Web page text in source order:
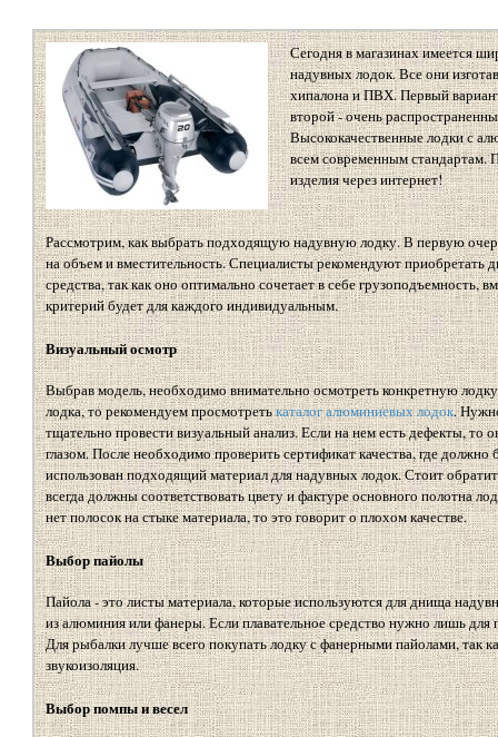
Сегодня в магазинах имеется
надувных лодок. Все они
хипалона и ПВХ. Первый
второй - очень
Высококачественные лодки с
всем современным стандартам.
изделия через интернет!
Рассмотрим, как выбрать подходящую надувную лодку. В первую
на объем и вместительность. Специалисты рекомендуют приобретать
средства, так как оно оптимально сочетает в себе грузоподъемность,
критерий будет для каждого индивидуальным.
Визуальный осмотр
Выбрав модель, необходимо внимательно осмотреть конкретную
лодка, то рекомендуем просмотретькаталог алюминиевых лодок.
тщательно провести визуальный анализ. Если на нем есть дефекты, то
глазом. После необходимо проверить сертификат качества, где должно
использован подходящий материал для надувных лодок. Стоит
всегда должны соответствовать цвету и фактуре основного полотна
нет полосок на стыке материала, то это говорит о плохом качестве.
Выбор пайолы
Пайола - это листы материала, которые используются для днища
из алюминия или фанеры. Если плавательное средство нужно лишь для
Для рыбалки лучше всего покупать лодку с фанерными пайолами, так
звукоизоляция.
Выбор помпы и весел